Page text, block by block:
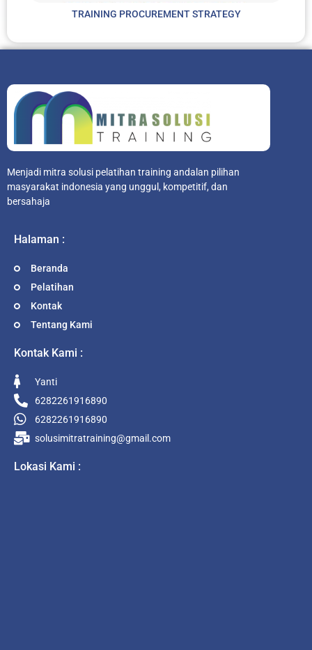
TRAINING PROCUREMENT STRATEGY
Menjadi mitra solusi pelatihan training andalan pilihan
masyarakat indonesia yang unggul, kompetitif, dan
bersahaja
Halaman :
Beranda
Pelatihan
Kontak
Tentang Kami
Kontak Kami :
Yanti
6282261916890
6282261916890
solusimitratraining@gmail.com
Lokasi Kami :